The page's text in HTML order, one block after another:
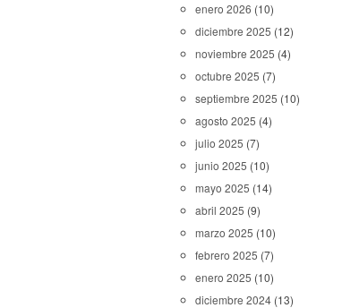
enero 2026 (10)
diciembre 2025 (12)
noviembre 2025 (4)
octubre 2025 (7)
septiembre 2025 (10)
agosto 2025 (4)
julio 2025 (7)
junio 2025 (10)
mayo 2025 (14)
abril 2025 (9)
marzo 2025 (10)
febrero 2025 (7)
enero 2025 (10)
diciembre 2024 (13)